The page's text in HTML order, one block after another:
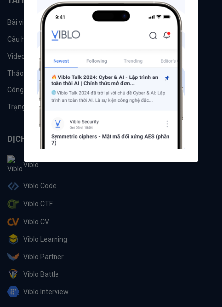
Bài viết Tổ chức
Câu hỏi
Videos
Thảo luận Đề xuất hệ thống
Công cụ Machine Learning
Trạng thái hệ thống
DỊCH VỤ
Viblo
Viblo Code
Viblo CTF
Viblo CV
Viblo Learning
Viblo Partner
Viblo Battle
Viblo Interview